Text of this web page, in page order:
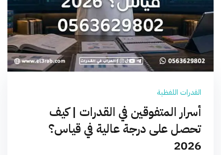
القدرات اللفظية
أسرار المتفوقين في القدرات | كيف
تحصل على درجة عالية في قياس؟
2026